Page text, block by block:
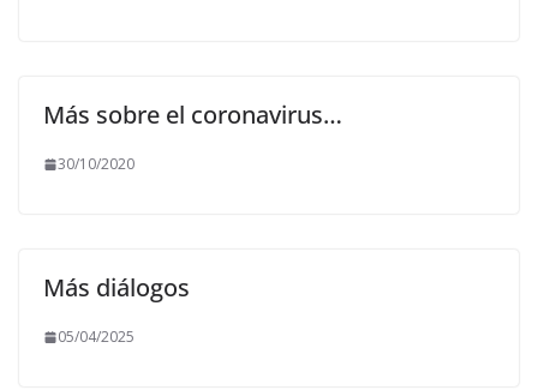
Más sobre el coronavirus…
30/10/2020
Más diálogos
05/04/2025